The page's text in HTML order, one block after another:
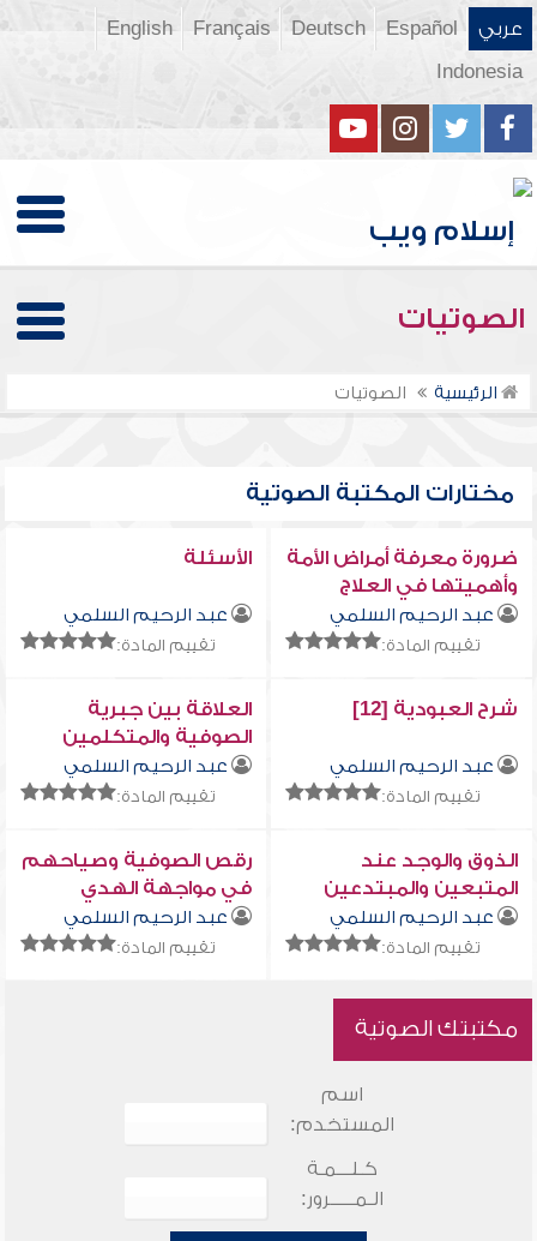
عربي Español
Deutsch
Français
English
Indonesia
الصوتيات
الرئيسية الصوتيات
مختارات المكتبة الصوتية
ضرورة معرفة أمراض الأمة
وأهميتها في العلاج
عبد الرحيم السلمي
تقييم المادة:
الأسئلة
عبد الرحيم السلمي
تقييم المادة:
شرح العبودية [12]
عبد الرحيم السلمي
تقييم المادة:
العلاقة بين جبرية
الصوفية والمتكلمين
عبد الرحيم السلمي
تقييم المادة:
الذوق والوجد عند
المتبعين والمبتدعين
عبد الرحيم السلمي
تقييم المادة:
رقص الصوفية وصياحهم
في مواجهة الهدي
النبويعبد الرحيم السلمي
تقييم المادة:
مكتبتك الصوتية
اسم
المستخدم:
كـلـــمـة
الـمـــــرور: